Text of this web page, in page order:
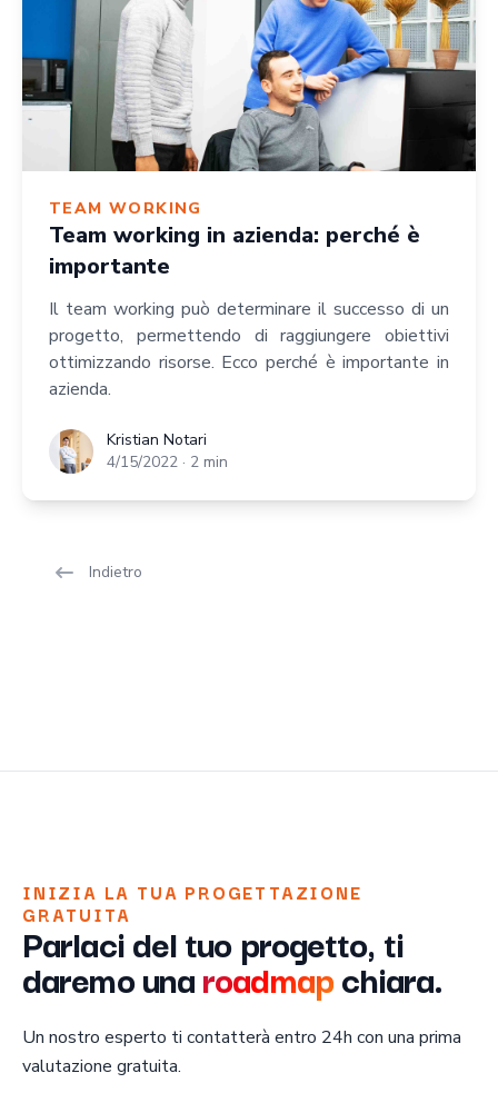
TEAM WORKING
Team working in azienda: perché è
importante
Il team working può determinare il successo di un
progetto, permettendo di raggiungere obiettivi
ottimizzando risorse. Ecco perché è importante in
azienda.
Kristian NotariKristian Notari
4/15/2022 · 2 min
Indietro
INIZIA LA TUA PROGETTAZIONE
GRATUITA
Parlaci del tuo progetto, ti
daremo unaroadmapchiara.
Un nostro esperto ti contatterà entro 24h con una prima
valutazione gratuita.